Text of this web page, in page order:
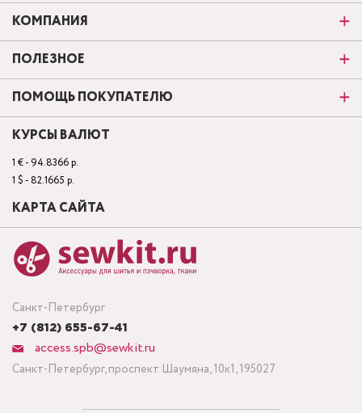
Санкт-Петербург
+7 (812) 655-67-41
access.spb@sewkit.ru
Санкт-Петербург, проспект Шаумяна, 10к1, 195027
КОМПАНИЯ
ПОЛЕЗНОЕ
ПОМОЩЬ ПОКУПАТЕЛЮ
КУРСЫ ВАЛЮТ
1 € - 94.8366 р.
1 $ - 82.1665 р.
КАРТА САЙТА